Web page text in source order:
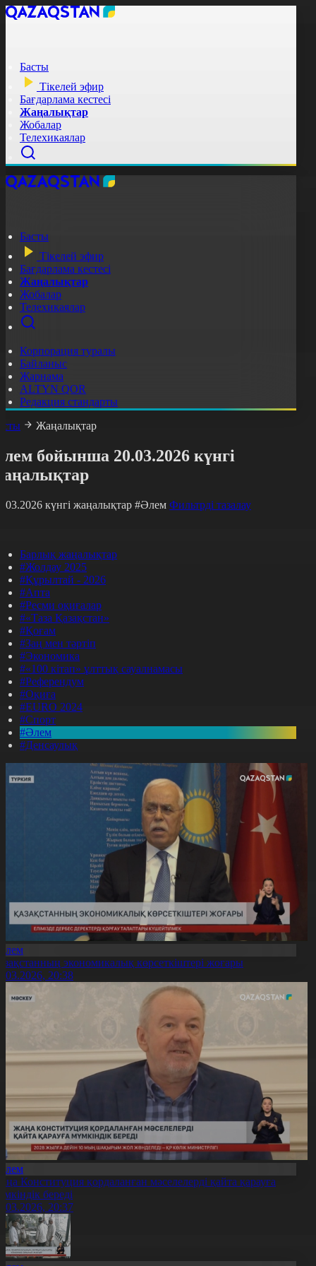
Басты
Тікелей эфир
Бағдарлама кестесі
Жаңалықтар
Жобалар
Телехикаялар
Басты
Тікелей эфир
Бағдарлама кестесі
Жаңалықтар
Жобалар
Телехикаялар
Корпорация туралы
Байланыс
Жарнама
ALTYN QOR
Редакция стандарты
Жаңалықтар
бойынша 20.03.2026 күнгі
күнгі жаңалықтар #Әлем Фильтрді тазалау
Барлық жаңалықтар
#Жолдау 2025
#Құрылтай - 2026
#Апта
#Ресми оқиғалар
#«Таза Қазақстан»
#Қоғам
#Заң мен тәртіп
#Экономика
#«100 кітап» ұлттық сауалнамасы
#Референдум
#Оқиға
#EURO 2024
#Спорт
#Әлем
#Денсаулық
экономикалық көрсеткіштері жоғары
20:38
Конституция қордаланған мәселелерді қайта қарауға
береді
20:37